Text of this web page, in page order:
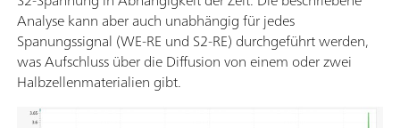
Analyse kann aber auch unabhängig für jedes
Spanungssignal (WE-RE und S2-RE) durchgeführt werden,
was Aufschluss über die Diffusion von einem oder zwei
Halbzellenmaterialien gibt.